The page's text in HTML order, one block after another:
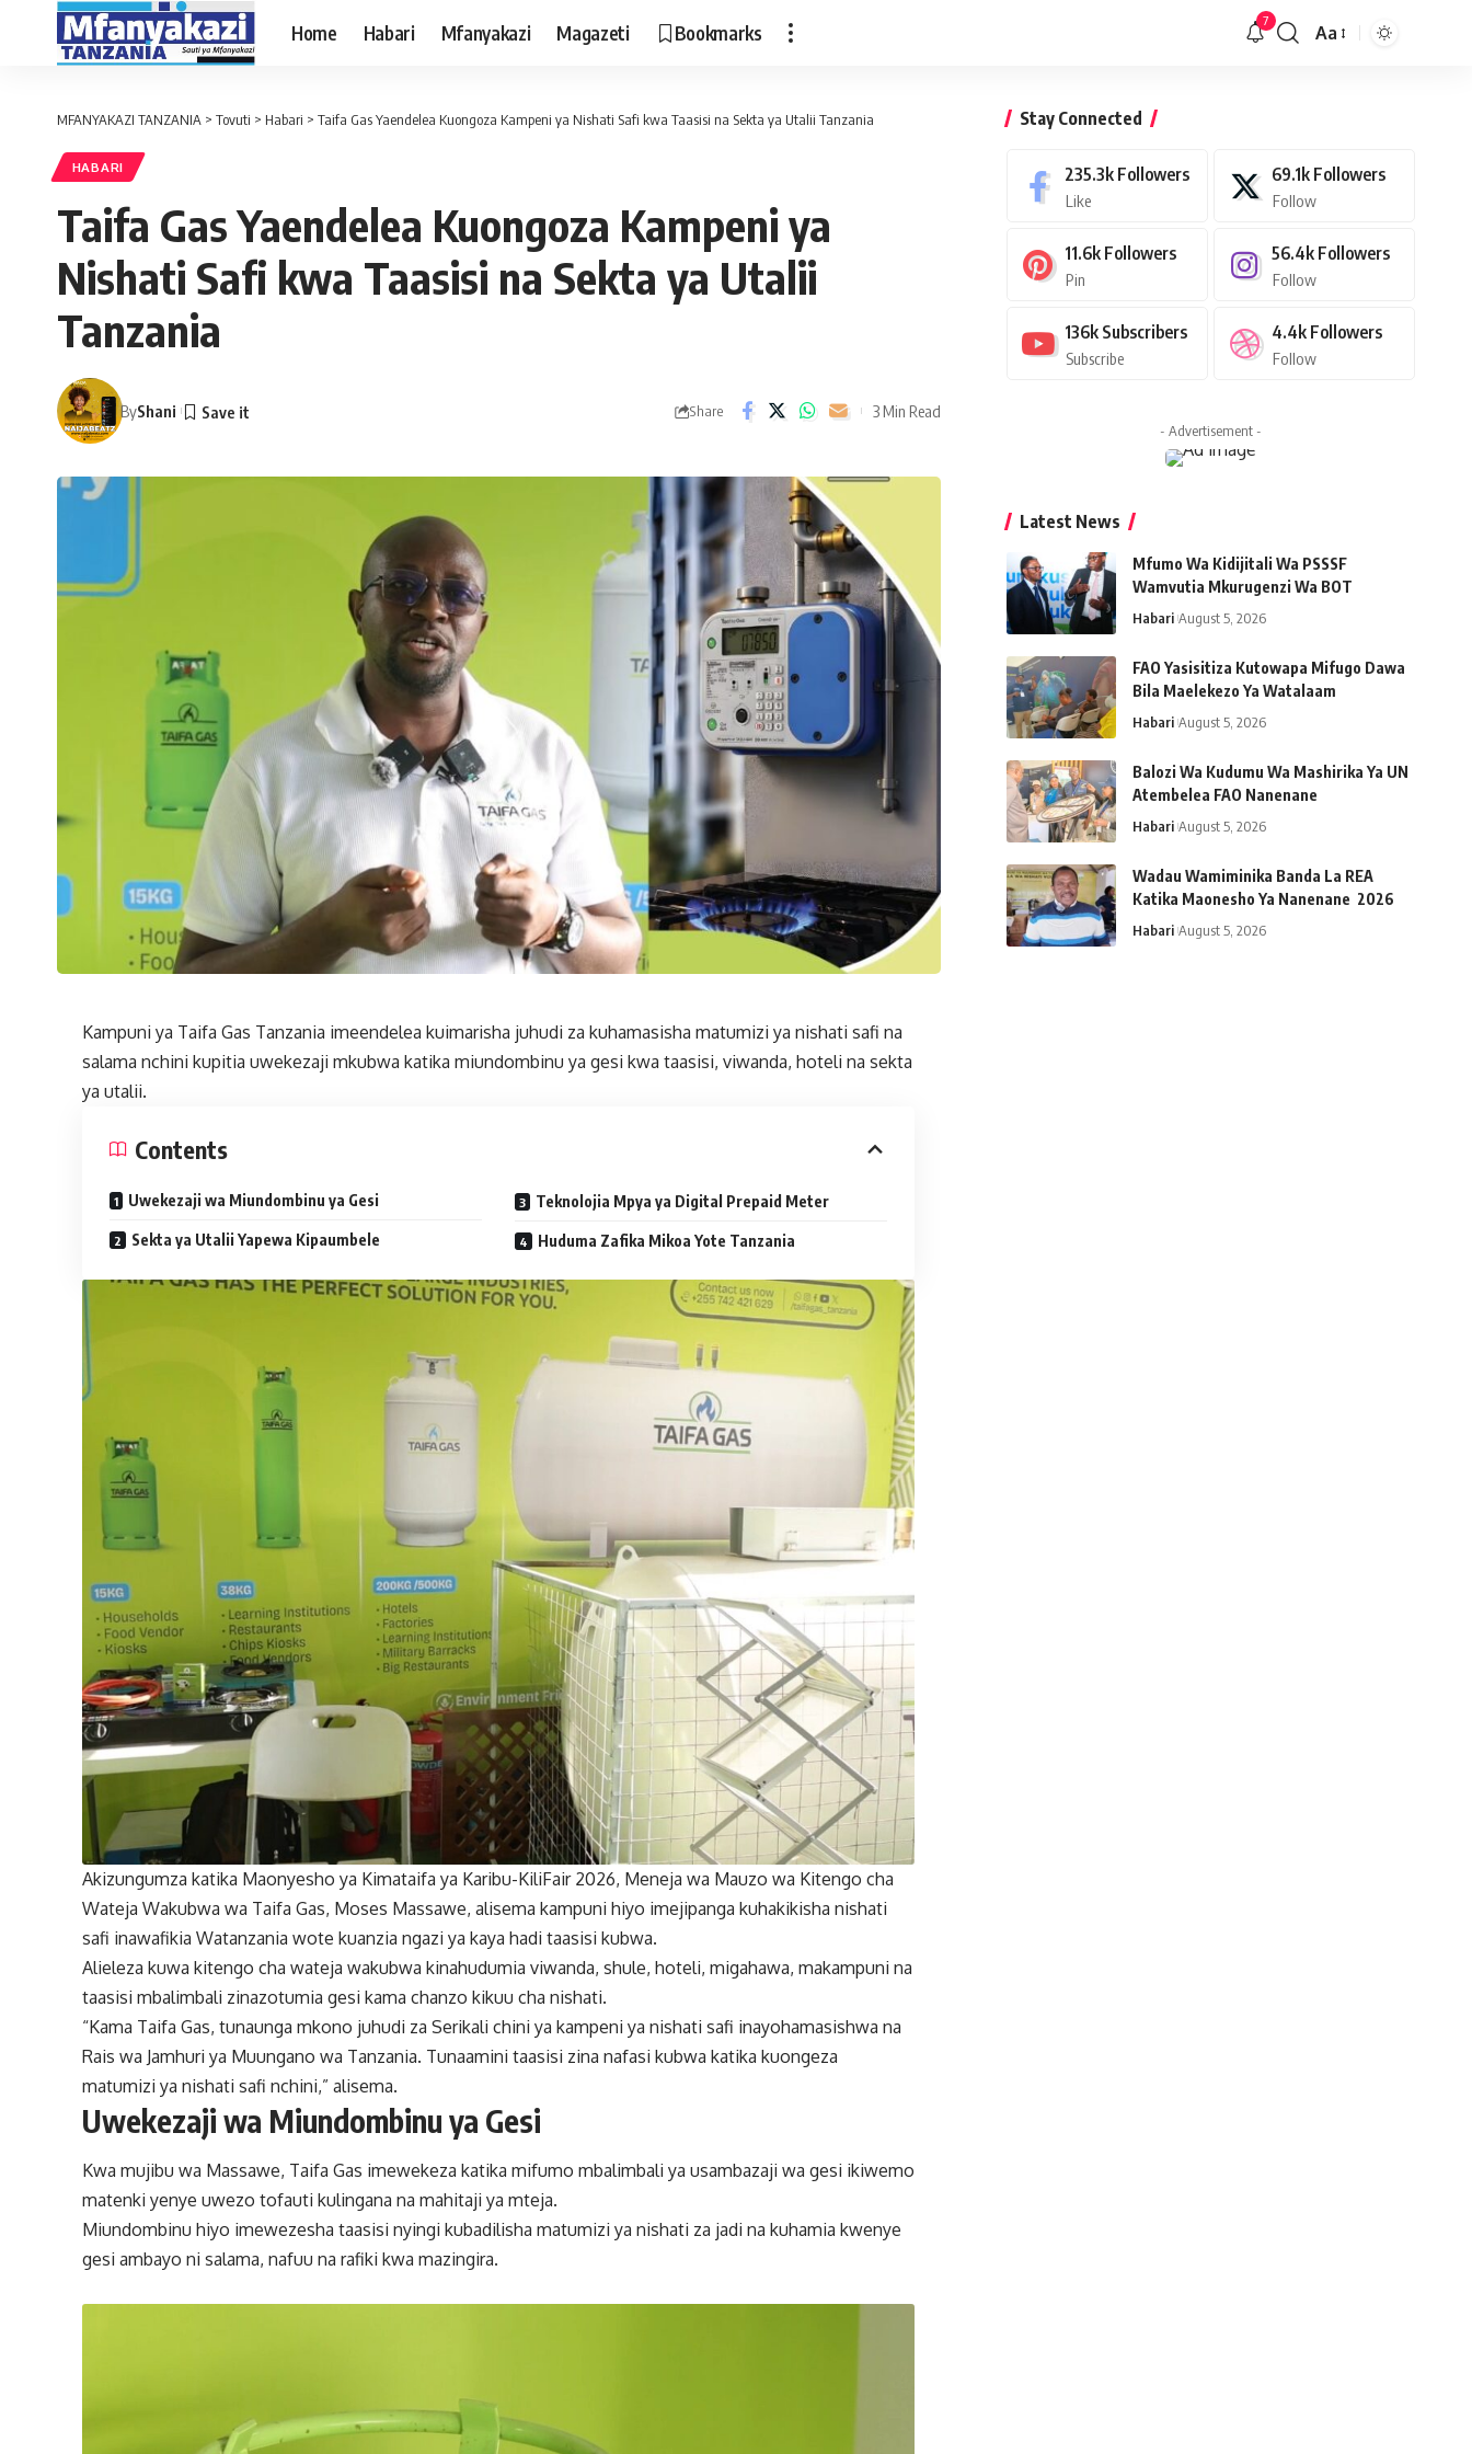
Home Habari Mfanyakazi Magazeti Bookmarks 7
Font
Aa
MFANYAKAZI TANZANIA > Tovuti > Habari > Taifa Gas Yaendelea Kuongoza Kampeni ya Nishati Safi kwa Taasisi na Sekta ya Utalii Tanzania
HABARI
Taifa Gas Yaendelea Kuongoza Kampeni ya
Nishati Safi kwa Taasisi na Sekta ya Utalii
Tanzania
ByShani Share 3 Min Read
Kampuni ya Taifa Gas Tanzania imeendelea kuimarisha juhudi za kuhamasisha matumizi ya nishati safi na
salama nchini kupitia uwekezaji mkubwa katika miundombinu ya gesi kwa taasisi, viwanda, hoteli na sekta
ya utalii.
Contents
Uwekezaji wa Miundombinu ya Gesi
Sekta ya Utalii Yapewa Kipaumbele
Teknolojia Mpya ya Digital Prepaid Meter
Huduma Zafika Mikoa Yote Tanzania
Akizungumza katika Maonyesho ya Kimataifa ya Karibu-KiliFair 2026, Meneja wa Mauzo wa Kitengo cha
Wateja Wakubwa wa Taifa Gas, Moses Massawe, alisema kampuni hiyo imejipanga kuhakikisha nishati
safi inawafikia Watanzania wote kuanzia ngazi ya kaya hadi taasisi kubwa.
Alieleza kuwa kitengo cha wateja wakubwa kinahudumia viwanda, shule, hoteli, migahawa, makampuni na
taasisi mbalimbali zinazotumia gesi kama chanzo kikuu cha nishati.
“Kama Taifa Gas, tunaunga mkono juhudi za Serikali chini ya kampeni ya nishati safi inayohamasishwa na
Rais wa Jamhuri ya Muungano wa Tanzania. Tunaamini taasisi zina nafasi kubwa katika kuongeza
matumizi ya nishati safi nchini,” alisema.
Uwekezaji wa Miundombinu ya Gesi
Kwa mujibu wa Massawe, Taifa Gas imewekeza katika mifumo mbalimbali ya usambazaji wa gesi ikiwemo
matenki yenye uwezo tofauti kulingana na mahitaji ya mteja.
Miundombinu hiyo imewezesha taasisi nyingi kubadilisha matumizi ya nishati za jadi na kuhamia kwenye
gesi ambayo ni salama, nafuu na rafiki kwa mazingira.
Stay Connected
235.3k Followers
Like
69.1k Followers
Follow
11.6k Followers
Pin
56.4k Followers
Follow
136k Subscribers
Subscribe
4.4k Followers
Follow
- Advertisement -
Latest News
Mfumo Wa Kidijitali Wa PSSSF
Wamvutia Mkurugenzi Wa BOT
Habari August 5, 2026
FAO Yasisitiza Kutowapa Mifugo Dawa
Bila Maelekezo Ya Watalaam
Habari August 5, 2026
Balozi Wa Kudumu Wa Mashirika Ya UN
Atembelea FAO Nanenane
Habari August 5, 2026
Wadau Wamiminika Banda La REA
Katika Maonesho Ya Nanenane 2026
Habari August 5, 2026